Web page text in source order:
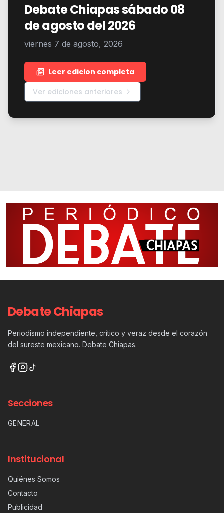
Debate Chiapas sábado 08
de agosto del 2026
viernes 7 de agosto, 2026
Leer edicion completa
Ver ediciones anteriores
Debate Chiapas
Periodismo independiente, crítico y veraz desde el corazón
del sureste mexicano. Debate Chiapas.
Secciones
GENERAL
Institucional
Quiénes Somos
Contacto
Publicidad